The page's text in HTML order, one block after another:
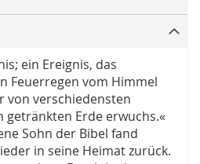
ein Ereignis, das
Feuerregen vom Himmel
von verschiedensten
getränkten Erde erwuchs.«
Sohn der Bibel fand
in seine Heimat zurück.